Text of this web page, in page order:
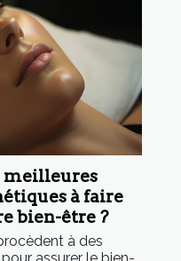
meilleures
à faire
bien-être ?
à des